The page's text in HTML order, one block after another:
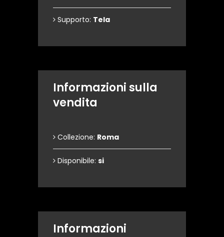
Supporto: Tela
Informazioni sulla
vendita
Collezione: Roma
Disponibile: si
Informazioni